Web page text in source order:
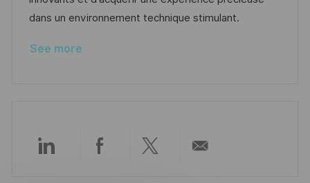
a
e
r
dans un environnement technique stimulant.
See more
Share
Share Share